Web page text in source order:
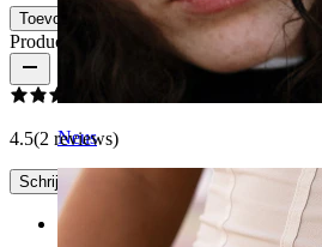
Neus
Toevoegen aan winkelwagen
Productbeoordelingen
4.5(2 reviews)
Schrijf een review
Rating